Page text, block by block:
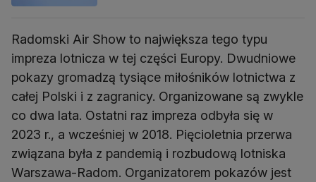
Radomski Air Show to największa tego typu
impreza lotnicza w tej części Europy. Dwudniowe
pokazy gromadzą tysiące miłośników lotnictwa z
całej Polski i z zagranicy. Organizowane są zwykle
co dwa lata. Ostatni raz impreza odbyła się w
2023 r., a wcześniej w 2018. Pięcioletnia przerwa
związana była z pandemią i rozbudową lotniska
Warszawa-Radom. Organizatorem pokazów jest